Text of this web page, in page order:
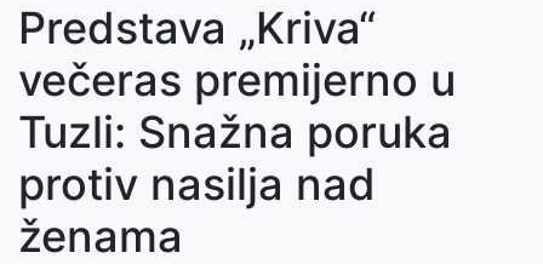
Predstava „Kriva“
večeras premijerno u
Tuzli: Snažna poruka
protiv nasilja nad
ženama